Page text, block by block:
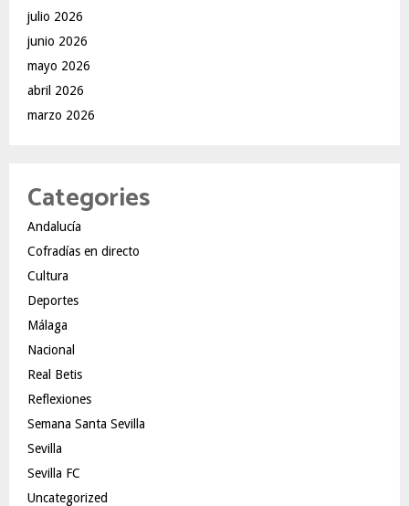
julio 2026
junio 2026
mayo 2026
abril 2026
marzo 2026
Categories
Andalucía
Cofradías en directo
Cultura
Deportes
Málaga
Nacional
Real Betis
Reflexiones
Semana Santa Sevilla
Sevilla
Sevilla FC
Uncategorized